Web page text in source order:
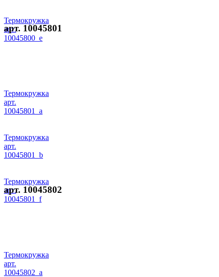
Термокружка
арт.
10045800_e
арт. 10045801
Термокружка
арт.
10045801_a
Термокружка
арт.
10045801_b
Термокружка
арт.
10045801_f
арт. 10045802
Термокружка
арт.
10045802_a